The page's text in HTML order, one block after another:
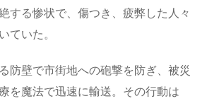
する惨状で、傷つき、疲弊した人々
ていた。
防壁で市街地への砲撃を防ぎ、被災
を魔法で迅速に輸送。その行動は